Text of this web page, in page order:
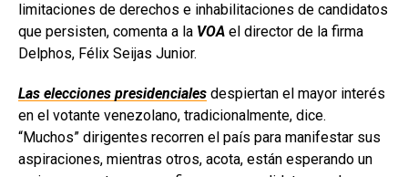
limitaciones de derechos e inhabilitaciones de candidatos
que persisten, comenta a la VOA el director de la firma
Delphos, Félix Seijas Junior.
Las elecciones presidenciales despiertan el mayor interés
en el votante venezolano, tradicionalmente, dice.
“Muchos” dirigentes recorren el país para manifestar sus
aspiraciones, mientras otros, acota, están esperando un